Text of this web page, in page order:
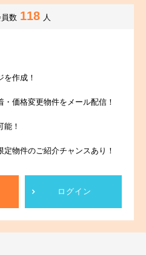
数 118 人
を作成！
・価格変更物件をメール配信！
能！
定物件のご紹介チャンスあり！
ログイン